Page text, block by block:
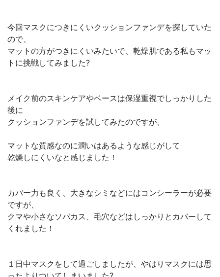
今回マスクにつきにくいクッションファンデを探していた
ので、
マットの方がつきにくいみたいで、乾燥肌である私もマッ
トに挑戦してみました?
メイク前のスキンケアやベースは保湿重視でしっかりした
後に
クッションファンデを試してみたのですが、
マットな質感なのに潤いはあるような感じがして
乾燥しにくいなと感じました！
カバー力も良く、大きなシミなどにはコンシーラーが必要
ですが、
クマや小さなソバカス、毛穴などはしっかりとカバーして
くれました！
１日中マスクをして過ごしましたが、やはりマスクには思